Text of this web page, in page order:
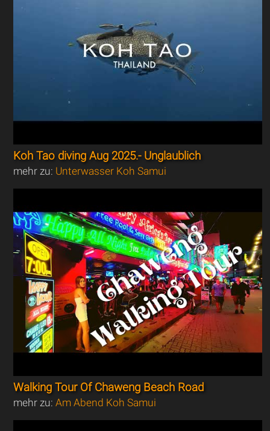
Koh Tao diving Aug 2025.- Unglaublich
mehr zu: Unterwasser Koh Samui
Walking Tour Of Chaweng Beach Road
mehr zu:Am Abend Koh Samui